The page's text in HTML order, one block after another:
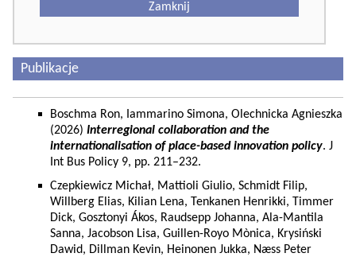
Zamknij
Publikacje
Boschma Ron, Iammarino Simona, Olechnicka Agnieszka
(2026) Interregional collaboration and the
internationalisation of place-based innovation policy. J
Int Bus Policy 9, pp. 211–232.
Czepkiewicz Michał, Mattioli Giulio, Schmidt Filip,
Willberg Elias, Kilian Lena, Tenkanen Henrikki, Timmer
Dick, Gosztonyi Ákos, Raudsepp Johanna, Ala-Mantila
Sanna, Jacobson Lisa, Guillen-Royo Mònica, Krysiński
Dawid, Dillman Kevin, Heinonen Jukka, Næss Peter